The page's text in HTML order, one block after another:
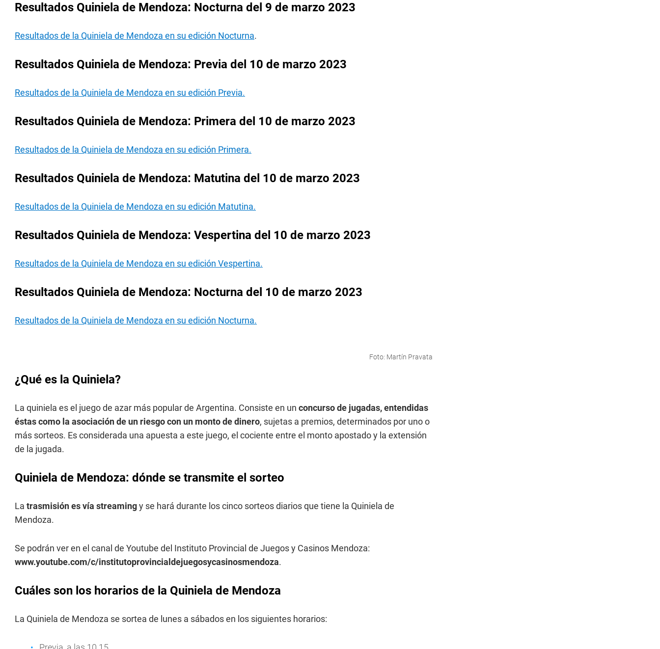
Resultados Quiniela de Mendoza: Nocturna del 9 de marzo 2023
Resultados de la Quiniela de Mendoza en su edición Nocturna.
Resultados Quiniela de Mendoza: Previa del 10 de marzo 2023
Resultados de la Quiniela de Mendoza en su edición Previa.
Resultados Quiniela de Mendoza: Primera del 10 de marzo 2023
Resultados de la Quiniela de Mendoza en su edición Primera.
Resultados Quiniela de Mendoza: Matutina del 10 de marzo 2023
Resultados de la Quiniela de Mendoza en su edición Matutina.
Resultados Quiniela de Mendoza: Vespertina del 10 de marzo 2023
Resultados de la Quiniela de Mendoza en su edición Vespertina.
Resultados Quiniela de Mendoza: Nocturna del 10 de marzo 2023
Resultados de la Quiniela de Mendoza en su edición Nocturna.
Foto: Martín Pravata
¿Qué es la Quiniela?
La quiniela es el juego de azar más popular de Argentina. Consiste en un concurso de jugadas, entendidas
éstas como la asociación de un riesgo con un monto de dinero, sujetas a premios, determinados por uno o
más sorteos. Es considerada una apuesta a este juego, el cociente entre el monto apostado y la extensión
de la jugada.
Quiniela de Mendoza: dónde se transmite el sorteo
La trasmisión es vía streamingy se hará durante los cinco sorteos diarios que tiene la Quiniela de
Mendoza.
Se podrán ver en el canal de Youtube del Instituto Provincial de Juegos y Casinos Mendoza:
www.youtube.com/c/institutoprovincialdejuegosycasinosmendoza.
Cuáles son los horarios de la Quiniela de Mendoza
La Quiniela de Mendoza se sortea de lunes a sábados en los siguientes horarios: